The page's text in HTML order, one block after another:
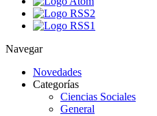
Navegar
Novedades
Categorías
Ciencias Sociales
General